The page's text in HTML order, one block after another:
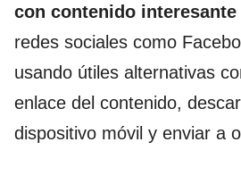
con contenido interesante
redes sociales como
usando útiles alternativas
enlace del contenido,
dispositivo móvil y enviar a